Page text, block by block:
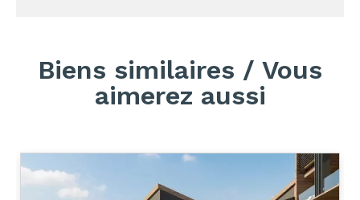
Biens similaires / Vous
aimerez aussi